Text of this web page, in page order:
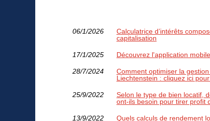
06/1/2026
Calculatrice d’intérêts
capitalisation
17/1/2025 Découvrez l'application
28/7/2024
Comment optimiser la
Liechtenstein : cliquez ici
25/9/2022
Selon le type de bien locatif,
ont-ils besoin pour tirer profit
13/9/2022
Quels calculs de rendement